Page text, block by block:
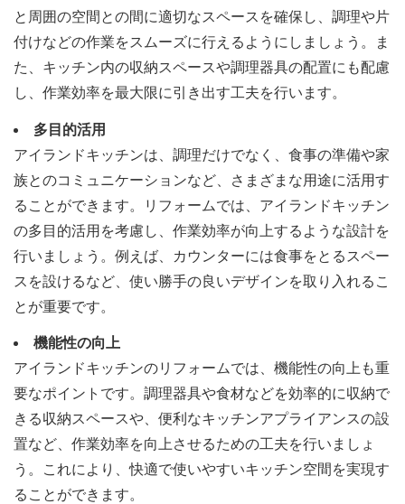
と周囲の空間との間に適切なスペースを確保し、調理や片
付けなどの作業をスムーズに行えるようにしましょう。ま
た、キッチン内の収納スペースや調理器具の配置にも配慮
し、作業効率を最大限に引き出す工夫を行います。
多目的活用
アイランドキッチンは、調理だけでなく、食事の準備や家
族とのコミュニケーションなど、さまざまな用途に活用す
ることができます。リフォームでは、アイランドキッチン
の多目的活用を考慮し、作業効率が向上するような設計を
行いましょう。例えば、カウンターには食事をとるスペー
スを設けるなど、使い勝手の良いデザインを取り入れるこ
とが重要です。
機能性の向上
アイランドキッチンのリフォームでは、機能性の向上も重
要なポイントです。調理器具や食材などを効率的に収納で
きる収納スペースや、便利なキッチンアプライアンスの設
置など、作業効率を向上させるための工夫を行いましょ
う。これにより、快適で使いやすいキッチン空間を実現す
ることができます。